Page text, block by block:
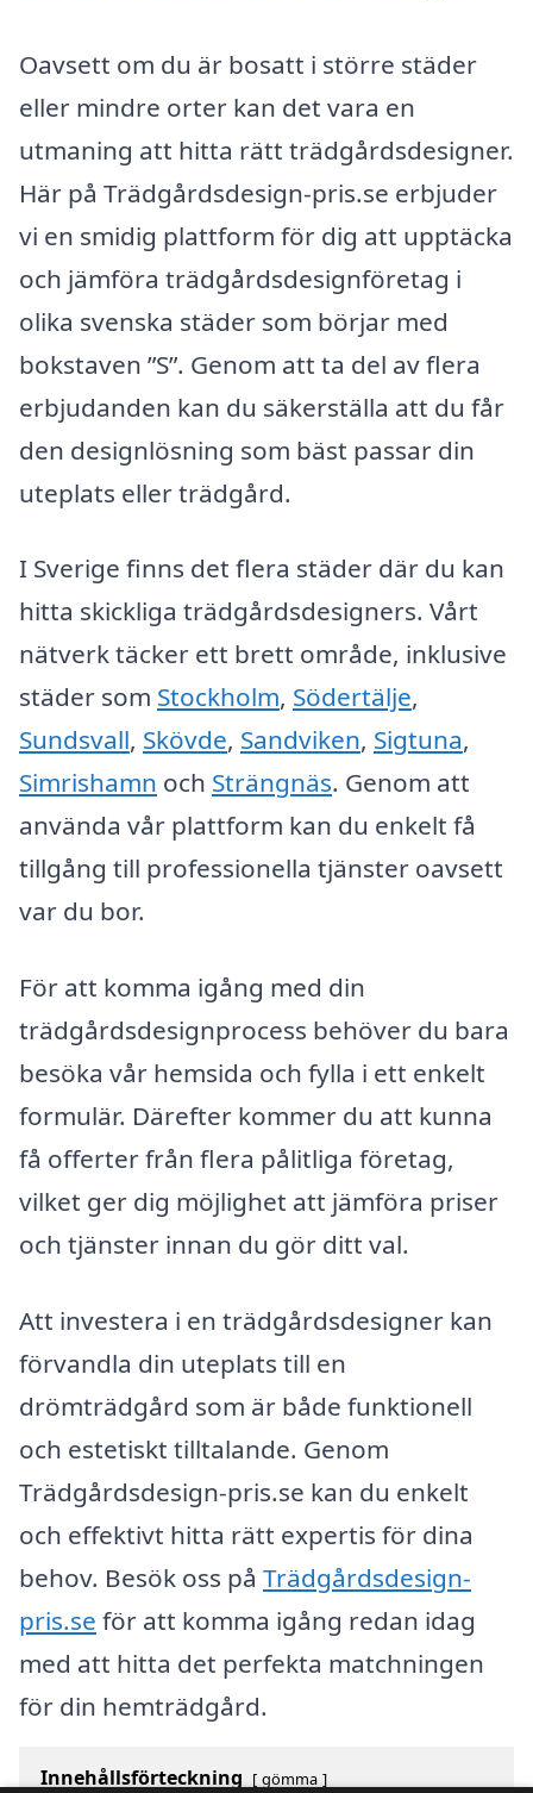
Oavsett om du är bosatt i större städer
eller mindre orter kan det vara en
utmaning att hitta rätt trädgårdsdesigner.
Här på Trädgårdsdesign-pris.se erbjuder
vi en smidig plattform för dig att upptäcka
och jämföra trädgårdsdesignföretag i
olika svenska städer som börjar med
bokstaven ”S”. Genom att ta del av flera
erbjudanden kan du säkerställa att du får
den designlösning som bäst passar din
uteplats eller trädgård.
I Sverige finns det flera städer där du kan
hitta skickliga trädgårdsdesigners. Vårt
nätverk täcker ett brett område, inklusive
städer som Stockholm, Södertälje,
Sundsvall, Skövde, Sandviken, Sigtuna,
Simrishamn och Strängnäs. Genom att
använda vår plattform kan du enkelt få
tillgång till professionella tjänster oavsett
var du bor.
För att komma igång med din
trädgårdsdesignprocess behöver du bara
besöka vår hemsida och fylla i ett enkelt
formulär. Därefter kommer du att kunna
få offerter från flera pålitliga företag,
vilket ger dig möjlighet att jämföra priser
och tjänster innan du gör ditt val.
Att investera i en trädgårdsdesigner kan
förvandla din uteplats till en
drömträdgård som är både funktionell
och estetiskt tilltalande. Genom
Trädgårdsdesign-pris.se kan du enkelt
och effektivt hitta rätt expertis för dina
behov. Besök oss på Trädgårdsdesign-
pris.se för att komma igång redan idag
med att hitta det perfekta matchningen
för din hemträdgård.
Innehållsförteckning gömma